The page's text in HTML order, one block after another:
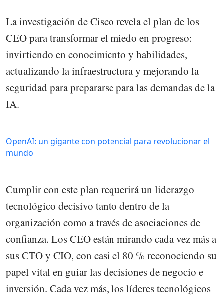
La investigación de Cisco revela el plan de los
CEO para transformar el miedo en progreso:
invirtiendo en conocimiento y habilidades,
actualizando la infraestructura y mejorando la
seguridad para prepararse para las demandas de la
IA.
OpenAI: un gigante con potencial para revolucionar el
mundo
Cumplir con este plan requerirá un liderazgo
tecnológico decisivo tanto dentro de la
organización como a través de asociaciones de
confianza. Los CEO están mirando cada vez más a
sus CTO y CIO, con casi el 80 % reconociendo su
papel vital en guiar las decisiones de negocio e
inversión. Cada vez más, los líderes tecnológicos